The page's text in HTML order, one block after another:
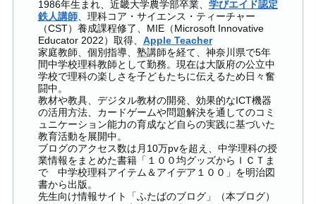
1986年生まれ、近畿大学農学部卒業、 学びエイド認定
鉄人講師、理科コア・サイエンス・ティーチャー
（CST）養成課程修了、MIE（Microsoft Innovative
Educator 2022）取得、 Apple Teacher
家庭教師、個別指導、塾講師を経て、神奈川県で5年
間中学校理科教師として勤務。現在は大阪府の公立中
学校で理科の楽しさを子どもたちに伝えるため日々奮
闘中。
教材や教具、デジタル教材の開発、効果的なICT機器
の活用方法、カードゲームや問題解決を通してのコミ
ュニケーション能力の育成など自らの実践に基づいた
教育活動を展開中。
ブログのアクセス数は月10万pvを超え、中学理科の授
業情報をまとめた書籍「１００均グッズからＩＣＴま
で 中学校理科アイテム＆アイデア１００」を明治図
書から出版。
先生向け情報サイト「ふたばのブログ」（本ブログ）